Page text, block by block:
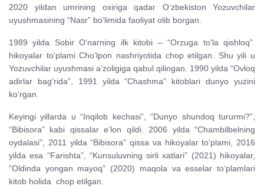
2020 yildan umrining oxiriga qadar O‘zbekiston Yozuvchilar
uyushmasining “Nasr” bo‘limida faoliyat olib borgan.
1989 yilda Sobir O‘narning ilk kitobi – “Orzuga to‘la qishloq”
hikoyalar to‘plami Cho‘lpon nashriyotida chop etilgan. Shu yili u
Yozuvchilar uyushmasi a’zoligiga qabul qilingan. 1990 yilda “Ovloq
adirlar bag‘rida”, 1991 yilda “Chashma” kitoblari dunyo yuzini
ko‘rgan.
Keyingi yillarda u “Inqilob kechasi”, “Dunyo shundoq tururmi?”,
“Bibisora” kabi qissalar e’lon qildi. 2006 yilda “Chambilbelning
oydalasi”, 2011 yilda “Bibisora” qissa va hikoyalar to‘plami, 2016
yilda esa “Farishta”, “Kunsuluvning sirli xatlari” (2021) hikoyalar,
“Oldinda yongan mayoq” (2020) maqola va esselar to‘plamlari
kitob holida chop etilgan.